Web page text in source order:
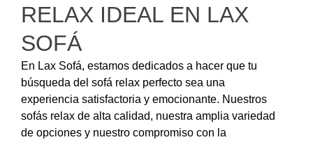
RELAX IDEAL EN LAX
SOFÁ
En Lax Sofá, estamos dedicados a hacer que tu
búsqueda del sofá relax perfecto sea una
experiencia satisfactoria y emocionante. Nuestros
sofás relax de alta calidad, nuestra amplia variedad
de opciones y nuestro compromiso con la